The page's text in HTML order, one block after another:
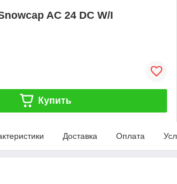
AC 24 DC W/I
Купить
Доставка Оплата